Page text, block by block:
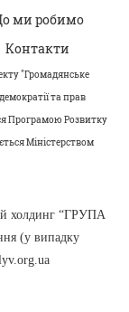
ми робимо
Контакти
"Громадянське
та прав
Програмою Розвитку
Міністерством
холдинг “ГРУПА
(у випадку